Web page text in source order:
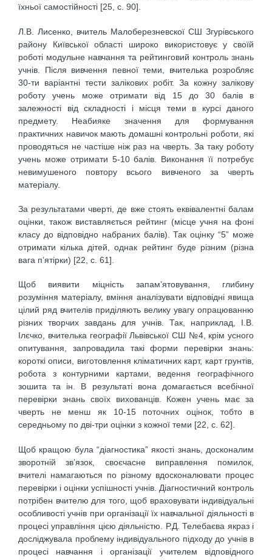
їхньої самостійності [25, с. 90].
Л.В. Лисенко, вчитель Малоберезневскої СШ Згурівського
району Київської області широко використовує у своїй
роботі модульне навчання та рейтинговий контроль знань
учнів. Після вивчення певної теми, вчителька розробляє
30-ти варіантні тести залікових робіт. За кожну залікову
роботу учень може отримати від 15 до 30 балів в
залежності від складності і місця теми в курсі даного
предмету. Неабияке значення для формування
практичних навичок мають домашні контрольні роботи, які
проводяться не частіше ніж раз на чверть. За таку роботу
учень може отримати 5-10 балів. Виконання її потребує
невимушеного повтору всього вивченого за чверть
матеріалу.
За результатами чверті, де вже стоять еквівалентні балам
оцінки, також виставляється рейтинг (місце учня на фоні
класу до відповідно набраних балів). Так оцінку “5” може
отримати кілька дітей, однак рейтинг буде різним (різна
вага п’ятірки) [22, с. 61].
Щоб виявити міцність запам’ятовування, глибину
розуміння матеріалу, вміння аналізувати відповідні явища
цілий ряд вчителів приділяють велику увагу опрацюванню
різних творчих завдань для учнів. Так, наприклад, І.В.
Ілєчко, вчителька географії Львівської СШ №4, крім усного
опитування, запровадила такі форми перевірки знань:
короткі описи, виготовлення кліматичних карт, карт грунтів,
робота з контурними картами, ведення географічного
зошита та ін. В результаті вона домагається всебічної
перевірки знань своїх вихованців. Кожен учень має за
чверть не менш як 10-15 поточних оцінок, тобто в
середньому по дві-три оцінки з кожної теми [22, с. 62].
Щоб кращою була “діагностика” якості знань, досконалим
зворотній зв’язок, своєчасне виправлення помилок,
вчителі намагаються по різному вдосконалювати процес
перевірки і оцінки успішності учнів. Діагностичний контроль
потрібен вчителю для того, щоб враховувати індивідуальні
особливості учнів при організації їх навчальної діяльності в
процесі управління цією діяльністю. Р.Д. Телебаєва якраз і
досліджувала проблему індивідуального підходу до учнів в
процесі навчання і організації учителем відповідного